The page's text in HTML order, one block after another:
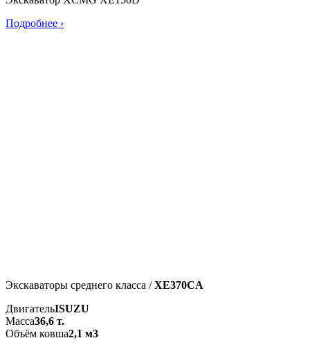
Подробнее ›
Экскаваторы среднего класса /XE370CA
ДвигательISUZU
Масса36,6 т.
Объём ковша2,1 м3